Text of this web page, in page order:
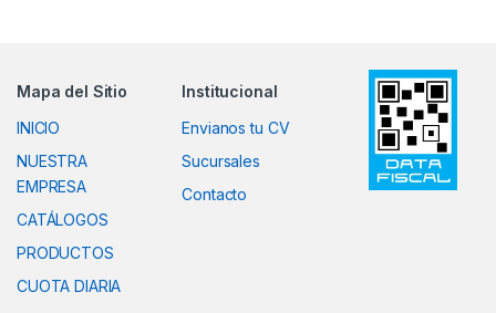
Mapa del Sitio
INICIO
NUESTRA
EMPRESA
CATÁLOGOS
PRODUCTOS
CUOTA DIARIA
Institucional
Envianos tu CV
Sucursales
Contacto